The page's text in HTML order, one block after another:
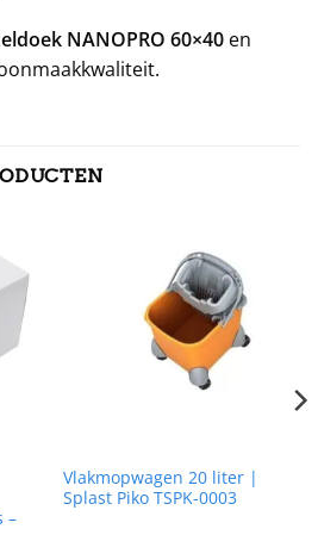
NANOPRO 60×40 en
–
Vlakmopwagen 20 liter |
Splast Piko TSPK-0003